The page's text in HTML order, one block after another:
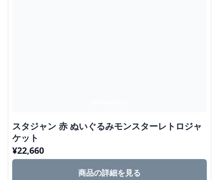
スタジャン 赤 ぬいぐるみモンスターレトロジャ
ケット
¥22,660
商品の詳細を見る